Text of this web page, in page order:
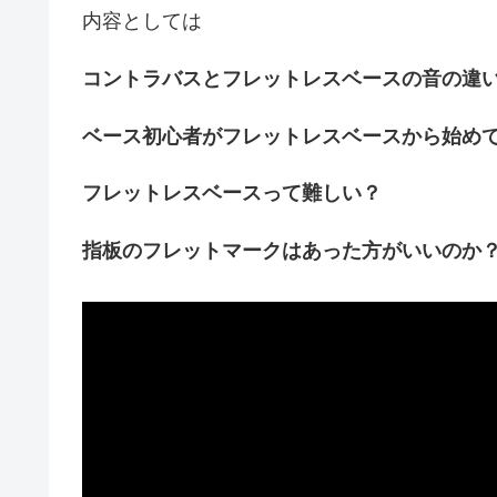
内容としては
コントラバスとフレットレスベースの音の違
ベース初心者がフレットレスベースから始め
フレットレスベースって難しい？
指板のフレットマークはあった方がいいのか？